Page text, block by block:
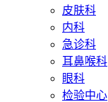
皮肤科
内科
急诊科
耳鼻喉科
眼科
检验中心